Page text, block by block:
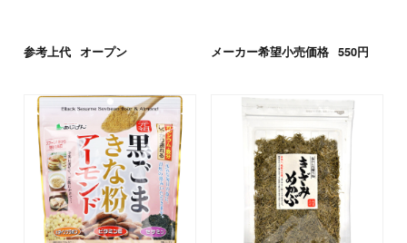
参考上代 オープン メーカー希望小売価格 550円